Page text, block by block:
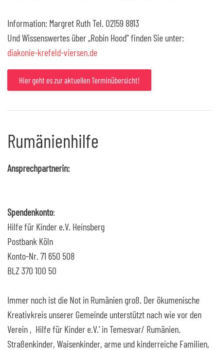
Information: Margret Ruth Tel. 02159 8813
Und Wissenswertes über „Robin Hood" finden Sie unter:
diakonie-krefeld-viersen.de
Hier geht es zur aktuellen Terminübersicht!
Rumänienhilfe
Ansprechpartnerin:
Spendenkonto:
Hilfe für Kinder e.V. Heinsberg
Postbank Köln
Konto-Nr. 71 650 508
BLZ 370 100 50
Immer noch ist die Not in Rumänien groß. Der ökumenische
Kreativkreis unserer Gemeinde unterstützt nach wie vor den
Verein ‚Hilfe für Kinder e.V.' in Temesvar/ Rumänien.
Straßenkinder, Waisenkinder, arme und kinderreiche Familien,